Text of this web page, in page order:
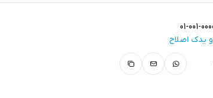
01-001-
یدک اصلاح